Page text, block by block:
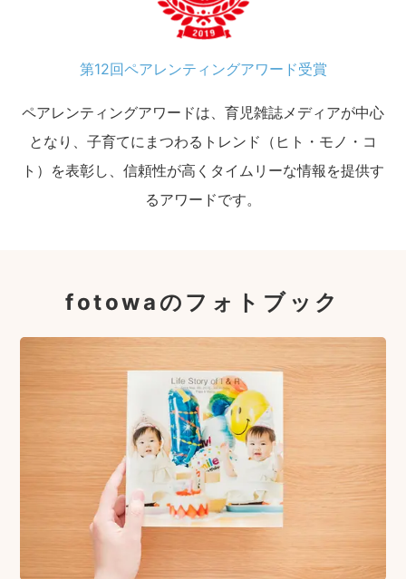
第12回ペアレンティングアワード受賞
ペアレンティングアワードは、育児雑誌メディアが中心
となり、子育てにまつわるトレンド（ヒト・モノ・コ
ト）を表彰し、信頼性が高くタイムリーな情報を提供す
るアワードです。
fotowaのフォトブック